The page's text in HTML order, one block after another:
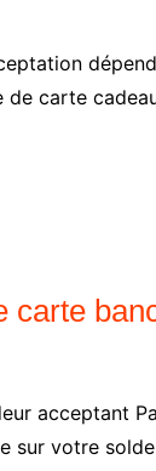
carte
carte
acceptant
votre